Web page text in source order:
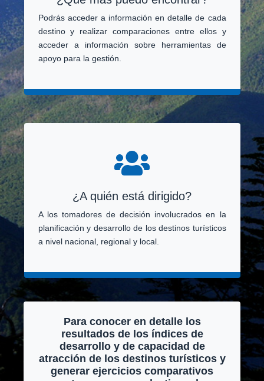
Podrás acceder a información en detalle de cada
destino y realizar comparaciones entre ellos y
acceder a información sobre herramientas de
apoyo para la gestión.
¿A quién está dirigido?
A los tomadores de decisión involucrados en la
planificación y desarrollo de los destinos turísticos
a nivel nacional, regional y local.
Para conocer en detalle los
resultados de los índices de
desarrollo y de capacidad de
atracción de los destinos turísticos y
generar ejercicios comparativos